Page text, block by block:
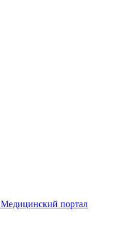
Медицинский портал